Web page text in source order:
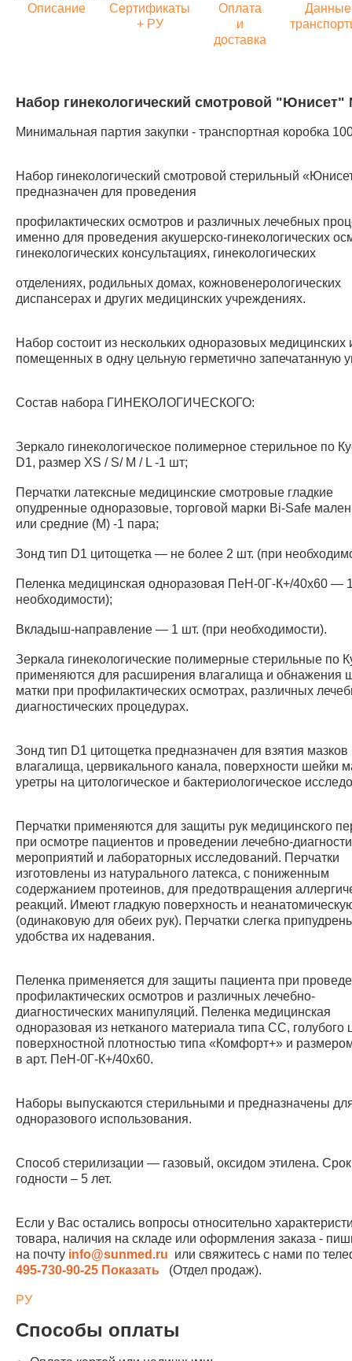
Описание
Сертификаты
+ РУ
Оплата
и
доставка
Набор гинекологический смотровой
Минимальная партия закупки - транспортная коробка
Набор гинекологический смотровой стерильный
предназначен для проведения
профилактических осмотров и различных лечебных
именно для проведения акушерско-гинекологических
гинекологических консультациях, гинекологических
отделениях, родильных домах, кожновенерологических
диспансерах и других медицинских учреждениях.
Набор состоит из нескольких одноразовых медицинских
помещенных в одну цельную герметично запечатанную
Состав набора ГИНЕКОЛОГИЧЕСКОГО:
Зеркало гинекологическое полимерное стерильное по
D1, размер XS / S/ М / L -1 шт;
Перчатки латексные медицинские смотровые гладкие
опудренные одноразовые, торговой марки Bi-Safe
или средние (М) -1 пара;
Зонд тип D1 цитощетка — не более 2 шт. (при
Пеленка медицинская одноразовая ПеН-0Г-К+/40х60 —
необходимости);
Вкладыш-направление — 1 шт. (при необходимости).
Зеркала гинекологические полимерные стерильные по
применяются для расширения влагалища и обнажения
матки при профилактических осмотрах, различных
диагностических процедурах.
Зонд тип D1 цитощетка предназначен для взятия мазков
влагалища, цервикального канала, поверхности шейки
уретры на цитологическое и бактериологическое
Перчатки применяются для защиты рук медицинского
при осмотре пациентов и проведении лечебно-
мероприятий и лабораторных исследований. Перчатки
изготовлены из натурального латекса, с пониженным
содержанием протеинов, для предотвращения
реакций. Имеют гладкую поверхность и
(одинаковую для обеих рук). Перчатки слегка
удобства их надевания.
Пеленка применяется для защиты пациента при
профилактических осмотров и различных лечебно-
диагностических манипуляций. Пеленка медицинская
одноразовая из нетканого материала типа СС, голубого
поверхностной плотностью типа «Комфорт+» и
в арт. ПеН-0Г-К+/40х60.
Наборы выпускаются стерильными и предназначены
одноразового использования.
Способ стерилизации — газовый, оксидом этилена. Срок
годности – 5 лет.
Если у Вас остались вопросы относительно
товара, наличия на складе или оформления заказа -
на почту info@sunmed.ru или свяжитесь с нами по
495-730-90-25 Показать (Отдел продаж).
РУ
Способы оплаты